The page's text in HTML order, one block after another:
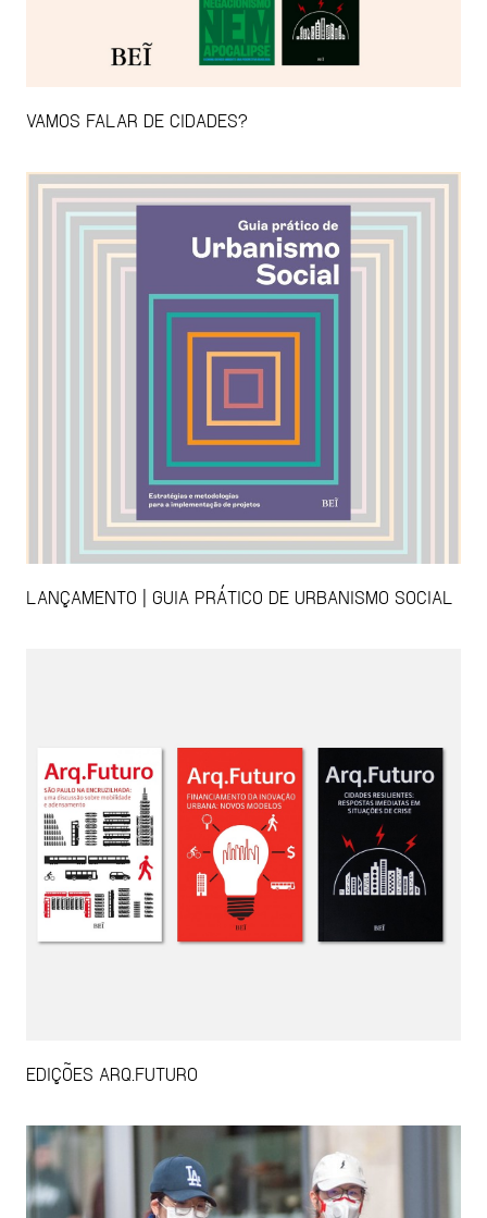
VAMOS FALAR DE CIDADES?
LANÇAMENTO | GUIA PRÁTICO DE URBANISMO SOCIAL
EDIÇÕES ARQ.FUTURO